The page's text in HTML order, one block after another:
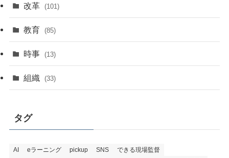
改革 (101)
教育 (85)
時事 (13)
組織 (33)
タグ
AI eラーニング pickup SNS
できる現場監督